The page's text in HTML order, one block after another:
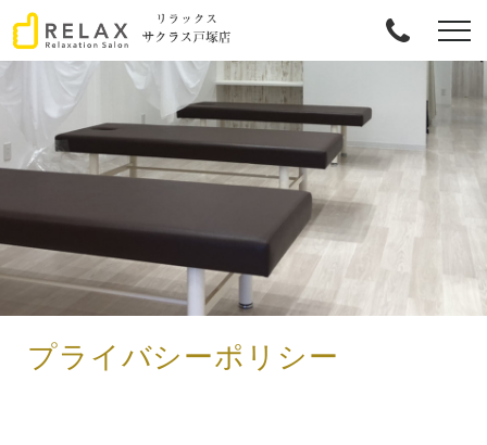
プライバシーポリシー